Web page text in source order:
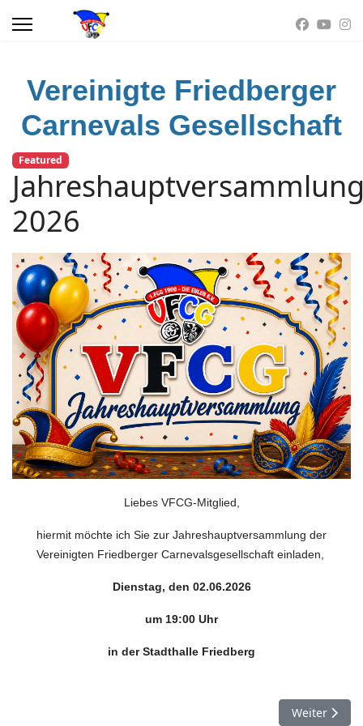
Vereinigte Friedberger
Carnevals Gesellschaft
Featured
2026
Liebes VFCG-Mitglied,
hiermit möchte ich Sie zur Jahreshauptversammlung der
Vereinigten Friedberger Carnevalsgesellschaft einladen,
Dienstag, den 02.06.2026
um 19:00 Uhr
in der Stadthalle Friedberg
Nächster
Weiter